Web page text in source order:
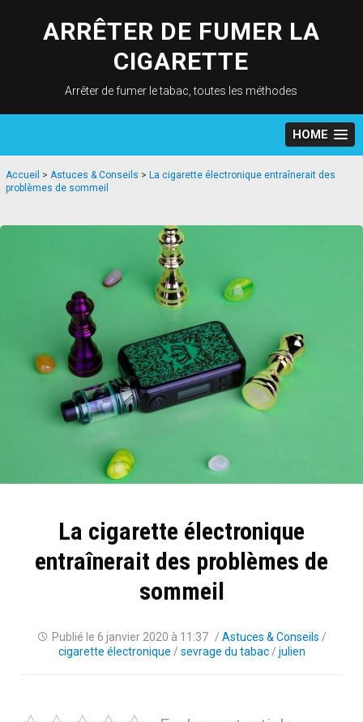
content
ARRÊTER DE FUMER LA
CIGARETTE
Arrêter de fumer le tabac, toutes les méthodes
HOME
Accueil > Astuces & Conseils > La cigarette électronique entraînerait des
problèmes de sommeil
La cigarette électronique
entraînerait des problèmes de
sommeil
Publié le 6 janvier 2020 à 11:37 / Astuces & Conseils /
cigarette électronique / sevrage du tabac/ julien